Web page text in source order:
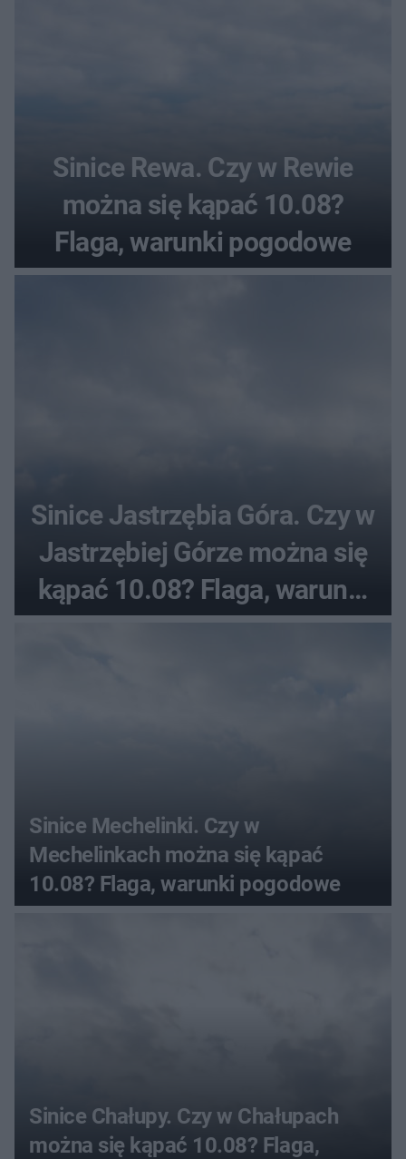
Sinice Rewa. Czy w Rewie
można się kąpać 10.08?
Flaga, warunki pogodowe
Sinice Jastrzębia Góra. Czy w
Jastrzębiej Górze można się
kąpać 10.08? Flaga, warunki
pogodowe
Sinice Mechelinki. Czy w
Mechelinkach można się kąpać
10.08? Flaga, warunki pogodowe
Sinice Chałupy. Czy w Chałupach
można się kąpać 10.08? Flaga,